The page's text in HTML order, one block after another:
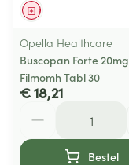
Geneesmiddel
Opella Healthcare
Buscopan Forte 20mg
Filmomh Tabl 30
€ 18,21
Bestel